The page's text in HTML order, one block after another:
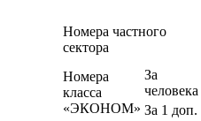
Номера частного
сектора
Номера
класса
«ЭКОНОМ»
За
человека
За 1 доп.